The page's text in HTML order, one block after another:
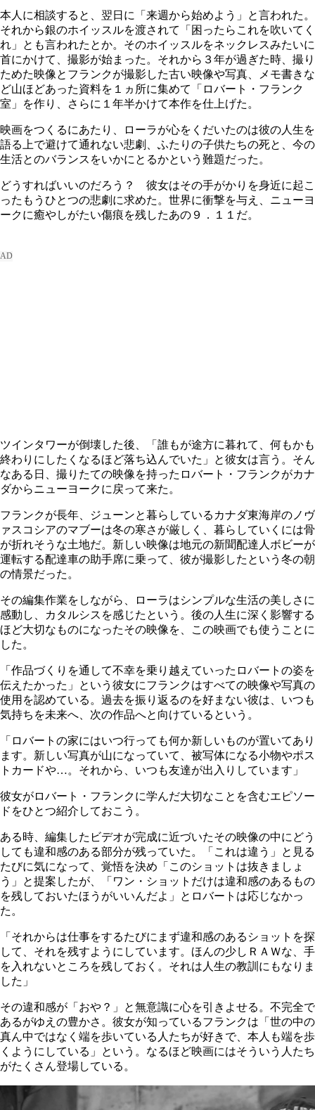
本人に相談すると、翌日に「来週から始めよう」と言われた。
それから銀のホイッスルを渡されて「困ったらこれを吹いてく
れ」とも言われたとか。そのホイッスルをネックレスみたいに
首にかけて、撮影が始まった。それから３年が過ぎた時、撮り
ためた映像とフランクが撮影した古い映像や写真、メモ書きな
ど山ほどあった資料を１ヵ所に集めて「ロバート・フランク
室」を作り、さらに１年半かけて本作を仕上げた。
映画をつくるにあたり、ローラが心をくだいたのは彼の人生を
語る上で避けて通れない悲劇、ふたりの子供たちの死と、今の
生活とのバランスをいかにとるかという難題だった。
どうすればいいのだろう？ 彼女はその手がかりを身近に起こ
ったもうひとつの悲劇に求めた。世界に衝撃を与え、ニューヨ
ークに癒やしがたい傷痕を残したあの９．１１だ。
ツインタワーが倒壊した後、「誰もが途方に暮れて、何もかも
終わりにしたくなるほど落ち込んでいた」と彼女は言う。そん
なある日、撮りたての映像を持ったロバート・フランクがカナ
ダからニューヨークに戻って来た。
フランクが長年、ジューンと暮らしているカナダ東海岸のノヴ
ァスコシアのマブーは冬の寒さが厳しく、暮らしていくには骨
が折れそうな土地だ。新しい映像は地元の新聞配達人ボビーが
運転する配達車の助手席に乗って、彼が撮影したという冬の朝
の情景だった。
その編集作業をしながら、ローラはシンプルな生活の美しさに
感動し、カタルシスを感じたという。後の人生に深く影響する
ほど大切なものになったその映像を、この映画でも使うことに
した。
「作品づくりを通して不幸を乗り越えていったロバートの姿を
伝えたかった」という彼女にフランクはすべての映像や写真の
使用を認めている。過去を振り返るのを好まない彼は、いつも
気持ちを未来へ、次の作品へと向けているという。
「ロバートの家にはいつ行っても何か新しいものが置いてあり
ます。新しい写真が山になっていて、被写体になる小物やポス
トカードや…。それから、いつも友達が出入りしています」
彼女がロバート・フランクに学んだ大切なことを含むエピソー
ドをひとつ紹介しておこう。
ある時、編集したビデオが完成に近づいたその映像の中にどう
しても違和感のある部分が残っていた。「これは違う」と見る
たびに気になって、覚悟を決め「このショットは抜きましょ
う」と提案したが、「ワン・ショットだけは違和感のあるもの
を残しておいたほうがいいんだよ」とロバートは応じなかっ
た。
「それからは仕事をするたびにまず違和感のあるショットを探
して、それを残すようにしています。ほんの少しＲＡＷな、手
を入れないところを残しておく。それは人生の教訓にもなりま
した」
その違和感が「おや？」と無意識に心を引きよせる。不完全で
あるがゆえの豊かさ。彼女が知っているフランクは「世の中の
真ん中ではなく端を歩いている人たちが好きで、本人も端を歩
くようにしている」という。なるほど映画にはそういう人たち
がたくさん登場している。